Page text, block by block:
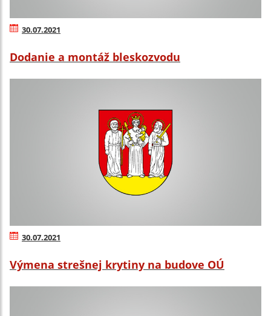
30.07.2021
Dodanie a montáž bleskozvodu
30.07.2021
Výmena strešnej krytiny na budove OÚ